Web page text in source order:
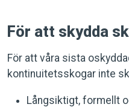
För att skydda
För att våra sista
kontinuitetsskogar inte
Långsiktigt, formellt